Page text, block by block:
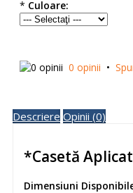
* Culoare:
0 opinii •
Descriere Opinii (0)
*Casetă
Dimensiuni